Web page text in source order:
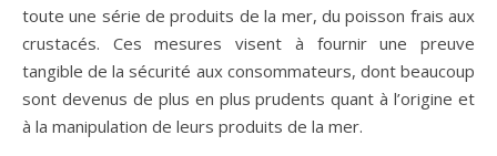
toute une série de produits de la mer, du poisson frais aux
crustacés. Ces mesures visent à fournir une preuve
tangible de la sécurité aux consommateurs, dont beaucoup
sont devenus de plus en plus prudents quant à l’origine et
à la manipulation de leurs produits de la mer.